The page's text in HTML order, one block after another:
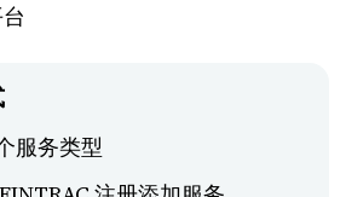
服务类型